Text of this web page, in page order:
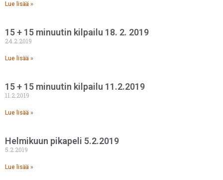
Lue lisää »
15 + 15 minuutin kilpailu 18. 2. 2019
24.2.2019
Lue lisää »
15 + 15 minuutin kilpailu 11.2.2019
11.2.2019
Lue lisää »
Helmikuun pikapeli 5.2.2019
5.2.2019
Lue lisää »